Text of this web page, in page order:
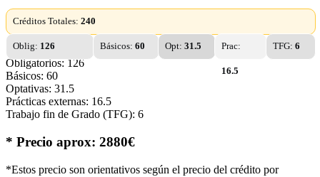
Créditos Totales: 240
Oblig: 126 Básicos: 60 Opt:31.5 Prac:
16.5
TFG:6
Obligatorios: 126
Básicos: 60
Optativas: 31.5
Prácticas externas: 16.5
Trabajo fin de Grado (TFG): 6
* Precio aprox: 2880€
*Estos precio son orientativos según el precio del crédito por